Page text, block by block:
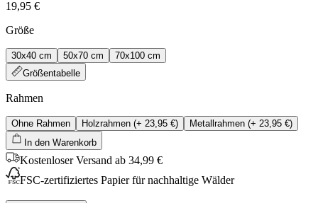
19,95 €
Größe
30x40 cm 50x70 cm
70x100 cm
Größentabelle
Rahmen
Ohne Rahmen Holzrahmen (+ 23,95 €) Metallrahmen (+ 23,95 €)
In den Warenkorb
Kostenloser Versand ab 34,99 €
FSC-zertifiziertes Papier für nachhaltige Wälder